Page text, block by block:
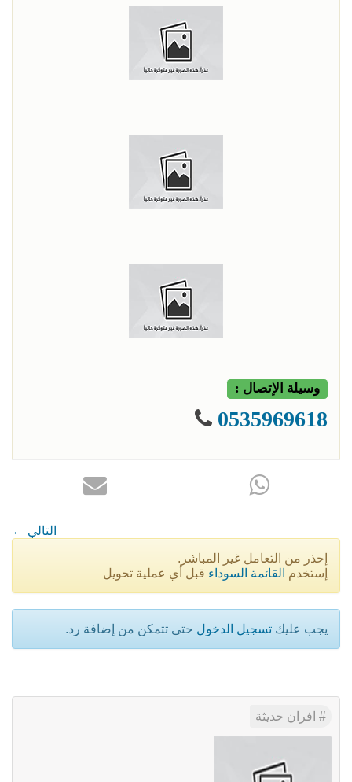
وسيلة الإتصال :
0535969618
← التالي
إحذر من التعامل غير المباشر.
إستخدم القائمة السوداء قبل أي عملية تحويل
يجب عليك تسجيل الدخول حتى تتمكن من إضافة رد.
افران حديثة